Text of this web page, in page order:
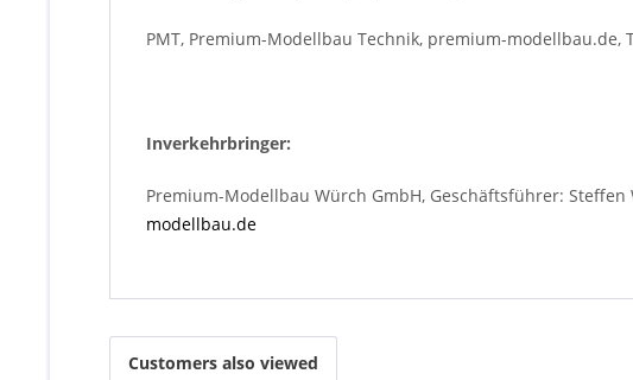
PMT, Premium-Modellbau Technik, premium-modellbau.de,
Inverkehrbringer:
Premium-Modellbau Würch GmbH, Geschäftsführer:
modellbau.de
Customers also viewed